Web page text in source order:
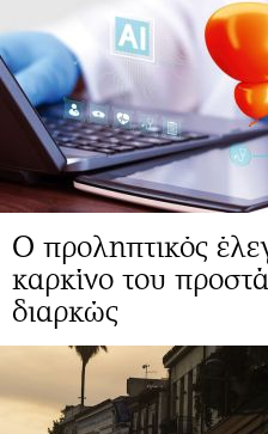
Ο προληπτικός
καρκίνο του
διαρκώς